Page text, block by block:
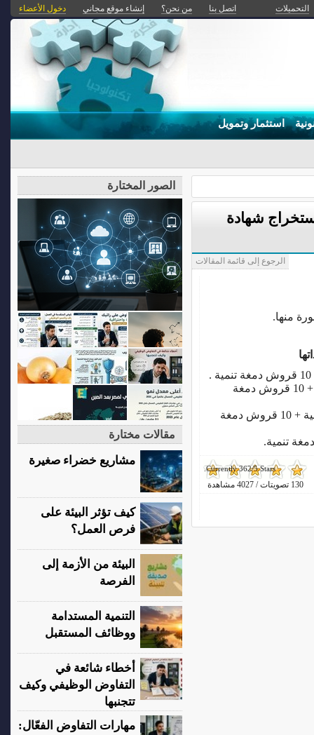
التحميلات اتصل بنا من نحن؟ إنشاء موقع مجاني دخول الأعضاء
استثمار وتمويل
شهادة
الرجوع إلى قائمة المقالات
اى مستند يوضع علية 90 قرش دمغة نوعية + 10 قروش دمغة
بوليصة الشحن البحري 165 قرش دمغة نوعية + 10 قروش دمغة
Currently 362/5 Stars.
130 تصويتات / 4027 مشاهدة
الصور المختارة
مقالات مختارة
مشاريع خضراء صغيرة
كيف تؤثر البيئة على
فرص العمل؟
البيئة من الأزمة إلى
الفرصة
التنمية المستدامة
ووظائف المستقبل
أخطاء شائعة في
التفاوض الوظيفي وكيف
تتجنبها
مهارات التفاوض الفعّال: